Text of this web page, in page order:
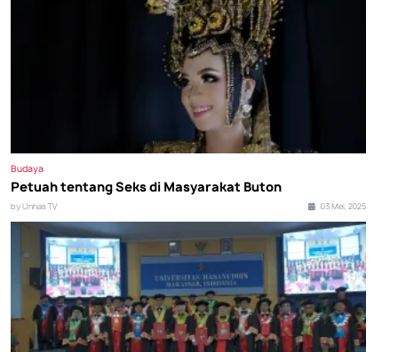
Budaya
Petuah tentang Seks di Masyarakat Buton
by Unhas TV 03 Mei, 2025